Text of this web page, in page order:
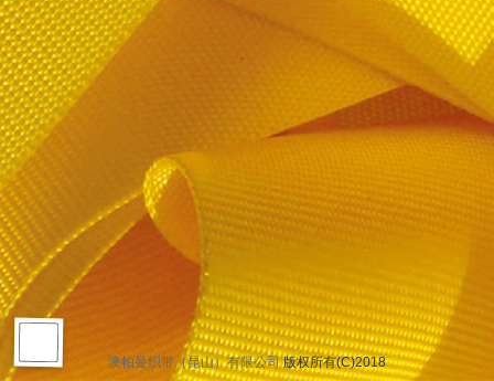
澳帕曼织带（昆山）有限公司版权所有(C)2018